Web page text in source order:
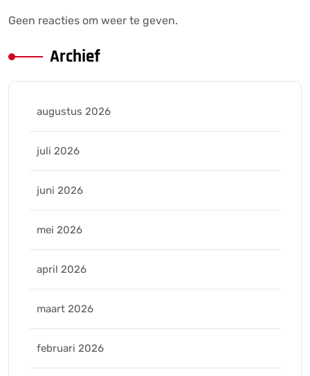
Geen reacties om weer te geven.
Archief
augustus 2026
juli 2026
juni 2026
mei 2026
april 2026
maart 2026
februari 2026